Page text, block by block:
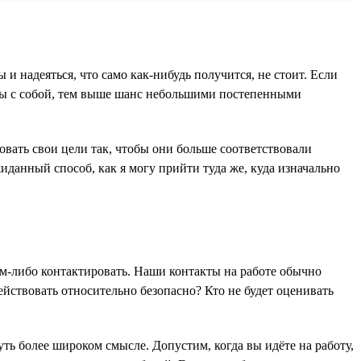
надеяться, что само как-нибудь получится, не стоит. Если
с собой, тем выше шанс небольшими постепенными
свои цели так, чтобы они больше соответствовали
способ, как я могу прийти туда же, куда изначально
либо контактировать. Наши контакты на работе обычно
относительно безопасно? Кто не будет оценивать
более широком смысле. Допустим, когда вы идёте на работу,